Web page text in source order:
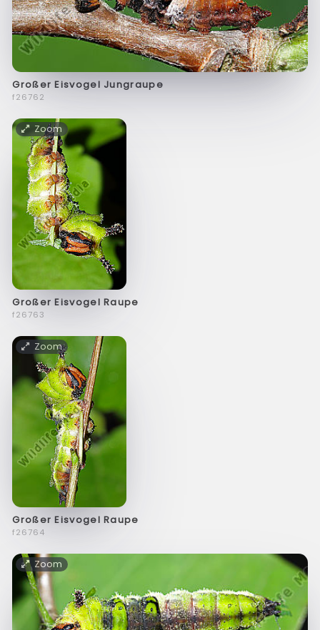
Großer Eisvogel Jungraupe
f26762
Zoom
Großer Eisvogel Raupe
f26763
Zoom
Großer Eisvogel Raupe
f26764
Zoom